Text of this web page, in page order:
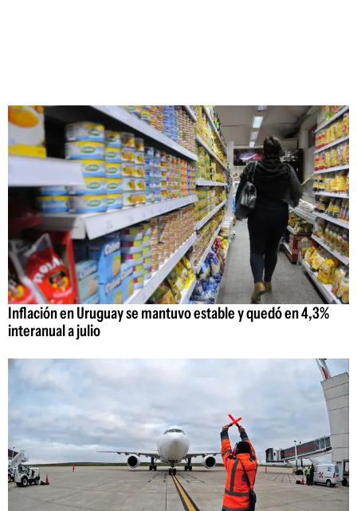
Inflación en Uruguay se mantuvo estable y quedó en 4,3%
interanual a julio